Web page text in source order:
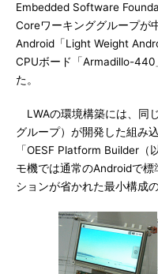
Embedded Software
Coreワーキンググループが
Android「Light Weight
CPUボード「Armadillo-
た。
LWAの環境構築には、同
グループ）が開発した組み
「OESF Platform Builder
モ機では通常のAndroidで
ションが省かれた最小構成